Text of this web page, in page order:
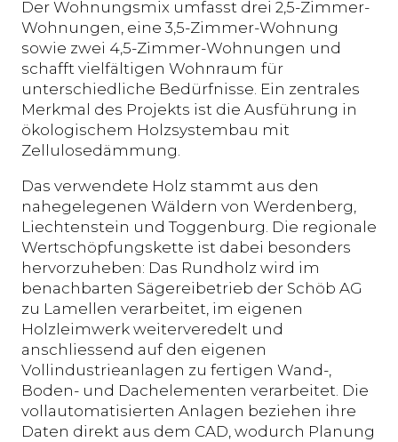
Der Wohnungsmix umfasst drei 2,5-Zimmer-
Wohnungen, eine 3,5-Zimmer-Wohnung
sowie zwei 4,5-Zimmer-Wohnungen und
schafft vielfältigen Wohnraum für
unterschiedliche Bedürfnisse. Ein zentrales
Merkmal des Projekts ist die Ausführung in
ökologischem Holzsystembau mit
Zellulosedämmung.
Das verwendete Holz stammt aus den
nahegelegenen Wäldern von Werdenberg,
Liechtenstein und Toggenburg. Die regionale
Wertschöpfungskette ist dabei besonders
hervorzuheben: Das Rundholz wird im
benachbarten Sägereibetrieb der Schöb AG
zu Lamellen verarbeitet, im eigenen
Holzleimwerk weiterveredelt und
anschliessend auf den eigenen
Vollindustrieanlagen zu fertigen Wand-,
Boden- und Dachelementen verarbeitet. Die
vollautomatisierten Anlagen beziehen ihre
Daten direkt aus dem CAD, wodurch Planung